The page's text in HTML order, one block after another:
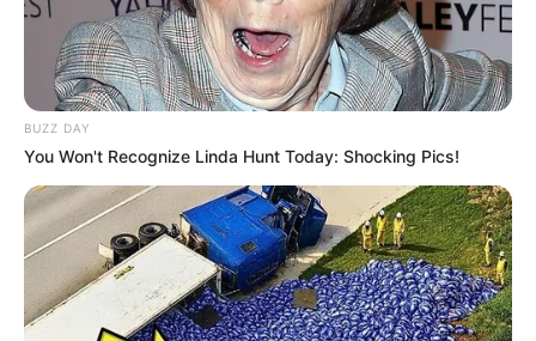
Campingplätze und in Wusterhausen und Kyritz
Strandbäder mit Nichtschwimmerbereich,
Wasserrutsche und Bootsverleih. Diverse am Ufer
gelegene Hotels und Restaurants vervollständigen
die Urlaubs- und Freizeitangebote. Informationen
unterwww.hertha-dampfer.de. Eingetragen von
M.Ship.
Schloss Ribbeck - In der Gründerzeit wurde das in
der Nähe von Nauen stehende Schloss für die
Familie derer von Ribbeck erbaut. Es beherbergt
heute ein Museum zum Werk und Leben Theodor
BUZZ DAY
You Won't Recognize Linda Hunt Today: Shocking Pics!